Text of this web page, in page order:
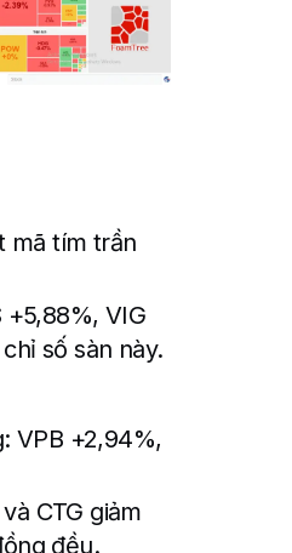
mã tím trần
+5,88%, VIG
số sàn này.
VPB +2,94%,
CTG giảm
đều.